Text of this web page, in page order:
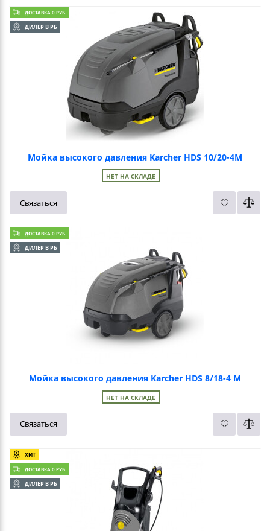
ДОСТАВКА 0 РУБ.
ДИЛЕР В РБ
Мойка высокого давления Karcher HDS 10/20-4M
НЕТ НА СКЛАДЕ
Связаться
ДОСТАВКА 0 РУБ.
ДИЛЕР В РБ
Мойка высокого давления Karcher HDS 8/18-4 M
НЕТ НА СКЛАДЕ
Связаться
ХИТ
ДОСТАВКА 0 РУБ.
ДИЛЕР В РБ